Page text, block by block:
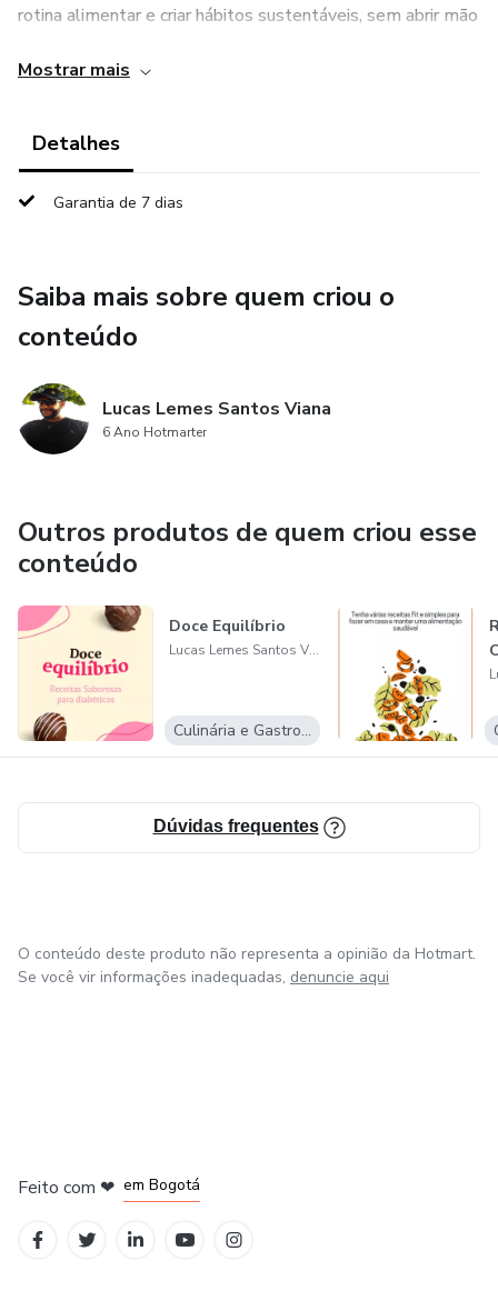
rotina alimentar e criar hábitos sustentáveis, sem abrir mão
✅ Clareza sobre o que realmente funciona para o seu corpo
✅ Ferramentas práticas para manter o foco e a motivação
emocional
✅ Um método que respeita sua individualidade e sua
realidade
💥 Transforme seu processo de emagrecimento em uma
Mostrar mais
Detalhes
Garantia de 7 dias
Saiba mais sobre quem criou o
conteúdo
Lucas Lemes Santos Viana
6 Ano Hotmarter
Outros produtos de quem criou esse
conteúdo
Doce Equilíbrio
Lucas Lemes Santos Viana
Culinária e Gastronomia
Dúvidas frequentes
O conteúdo deste produto não representa a opinião da Hotmart.
Se você vir informações inadequadas, denuncie aqui
Feito com ❤ em Bogotá